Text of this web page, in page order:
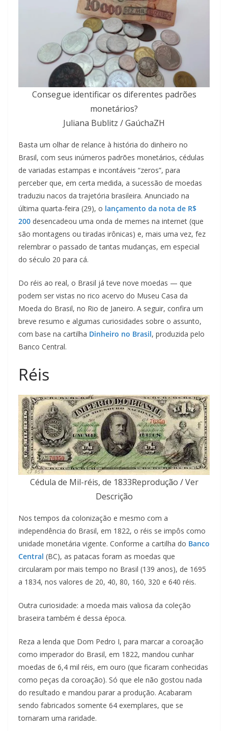
Consegue identificar os diferentes padrões
monetários?
Juliana Bublitz / GaúchaZH
Basta um olhar de relance à história do dinheiro no
Brasil, com seus inúmeros padrões monetários, cédulas
de variadas estampas e incontáveis “zeros”, para
perceber que, em certa medida, a sucessão de moedas
traduziu nacos da trajetória brasileira. Anunciado na
última quarta-feira (29), o lançamento da nota de R$
200 desencadeou uma onda de memes na internet (que
são montagens ou tiradas irônicas) e, mais uma vez, fez
relembrar o passado de tantas mudanças, em especial
do século 20 para cá.
Do réis ao real, o Brasil já teve nove moedas — que
podem ser vistas no rico acervo do Museu Casa da
Moeda do Brasil, no Rio de Janeiro. A seguir, confira um
breve resumo e algumas curiosidades sobre o assunto,
com base na cartilha Dinheiro no Brasil, produzida pelo
Banco Central.
Réis
Cédula de Mil-réis, de 1833Reprodução / Ver
Descrição
Nos tempos da colonização e mesmo com a
independência do Brasil, em 1822, o réis se impôs como
unidade monetária vigente. Conforme a cartilha do Banco
Central (BC), as patacas foram as moedas que
circularam por mais tempo no Brasil (139 anos), de 1695
a 1834, nos valores de 20, 40, 80, 160, 320 e 640 réis.
Outra curiosidade: a moeda mais valiosa da coleção
braseira também é dessa época.
Reza a lenda que Dom Pedro I, para marcar a coroação
como imperador do Brasil, em 1822, mandou cunhar
moedas de 6,4 mil réis, em ouro (que ficaram conhecidas
como peças da coroação). Só que ele não gostou nada
do resultado e mandou parar a produção. Acabaram
sendo fabricados somente 64 exemplares, que se
tornaram uma raridade.